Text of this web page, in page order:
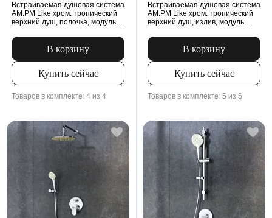
Встраиваемая душевая система
AM.PM Like хром: тропический
верхний душ, полочка, модуль
В корзину
Купить сейчас
Товаров в комплекте: 4 из 4
Встраиваемая душевая система
AM.PM Like хром: тропический
верхний душ, излив, модуль
В корзину
Купить сейчас
Товаров в комплекте: 5 из 5